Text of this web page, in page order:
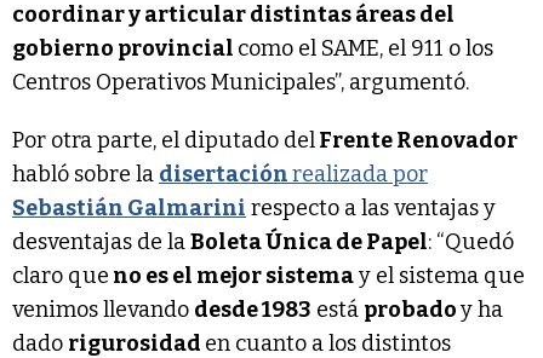
coordinar y articular distintas áreas del
gobierno provincial como el SAME, el 911 o los
Centros Operativos Municipales”, argumentó.
Por otra parte, el diputado delFrente Renovador
habló sobre la disertaciónrealizada por
Sebastián Galmarini respecto a las ventajas y
desventajas de laBoleta Única de Papel: “Quedó
claro que no es el mejor sistemay el sistema que
venimos llevando desde 1983 está probadoy ha
dado rigurosidad en cuanto a los distintos